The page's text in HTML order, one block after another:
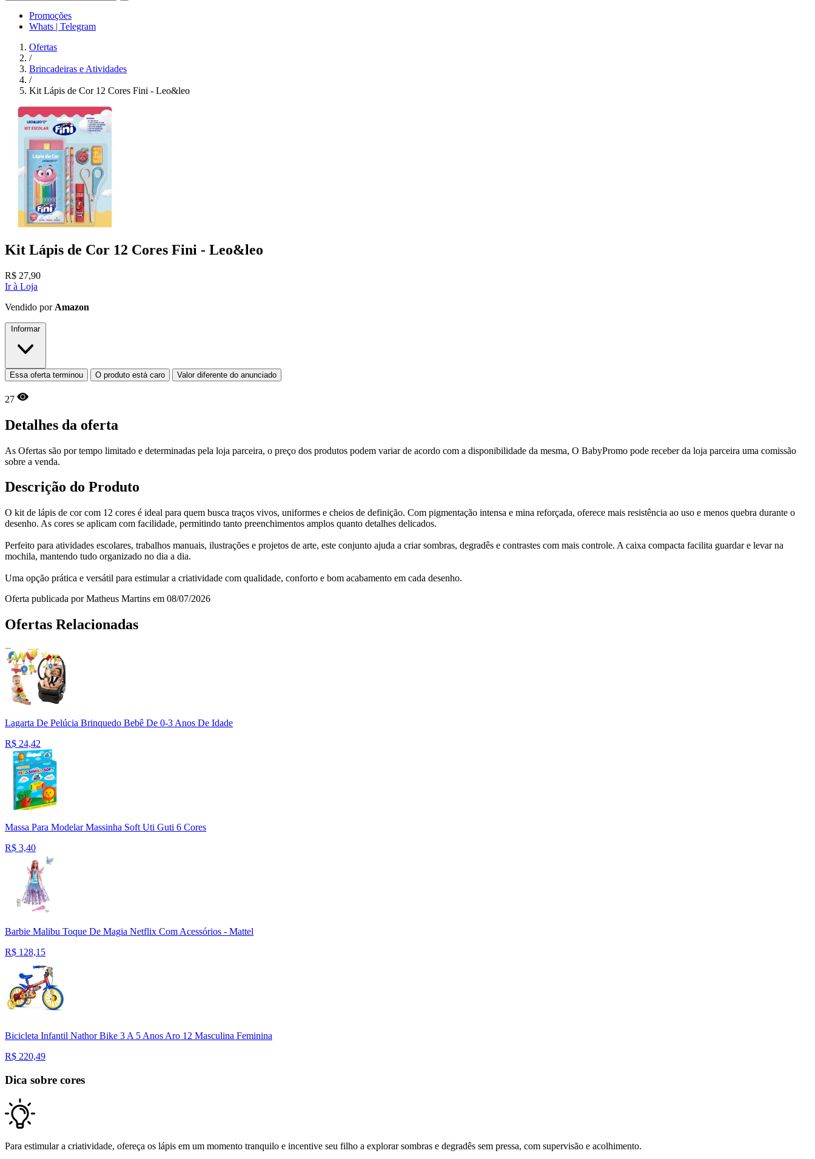
Promoções
Whats | Telegram
Ofertas
/
Brincadeiras e Atividades
/
Kit Lápis de Cor 12 Cores Fini - Leo&leo
Kit Lápis de Cor 12 Cores Fini - Leo&leo
R$ 27,90
Ir à Loja
Vendido por Amazon
Informar
Essa oferta terminou O produto está caro Valor diferente do anunciado
27
Detalhes da oferta
As Ofertas são por tempo limitado e determinadas pela loja parceira, o preço dos produtos podem variar de acordo com a disponibilidade da mesma, O BabyPromo pode receber da loja parceira uma comissão
sobre a venda.
Descrição do Produto
O kit de lápis de cor com 12 cores é ideal para quem busca traços vivos, uniformes e cheios de definição. Com pigmentação intensa e mina reforçada, oferece mais resistência ao uso e menos quebra durante o
desenho. As cores se aplicam com facilidade, permitindo tanto preenchimentos amplos quanto detalhes delicados.
Perfeito para atividades escolares, trabalhos manuais, ilustrações e projetos de arte, este conjunto ajuda a criar sombras, degradês e contrastes com mais controle. A caixa compacta facilita guardar e levar na
mochila, mantendo tudo organizado no dia a dia.
Uma opção prática e versátil para estimular a criatividade com qualidade, conforto e bom acabamento em cada desenho.
Oferta publicada por Matheus Martins em 08/07/2026
Ofertas Relacionadas
Lagarta De Pelúcia Brinquedo Bebê De 0-3 Anos De Idade
R$ 24,42
Massa Para Modelar Massinha Soft Uti Guti 6 Cores
R$ 3,40
Barbie Malibu Toque De Magia Netflix Com Acessórios - Mattel
R$ 128,15
Bicicleta Infantil Nathor Bike 3 A 5 Anos Aro 12 Masculina Feminina
R$ 220,49
Dica sobre cores
Para estimular a criatividade, ofereça os lápis em um momento tranquilo e incentive seu filho a explorar sombras e degradês sem pressa, com supervisão e acolhimento.